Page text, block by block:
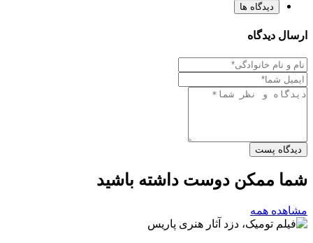
دیدگاه ها
ارسال دیدگاه
دیدگاه پست
شما ممکن دوست داشته باشید
مشاهده همه